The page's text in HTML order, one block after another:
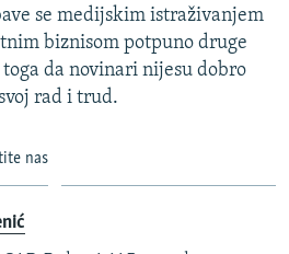
se medijskim istraživanjem
biznisom potpuno druge
da novinari nijesu dobro
rad i trud.
nas